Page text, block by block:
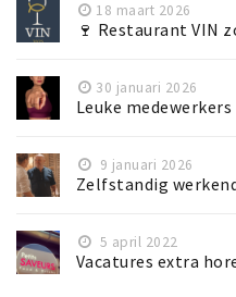
18 maart 2026
🍷 Restaurant VIN
30 januari 2026
Leuke
9 januari 2026
Zelfstandig
5 april 2022
Vacatures extra